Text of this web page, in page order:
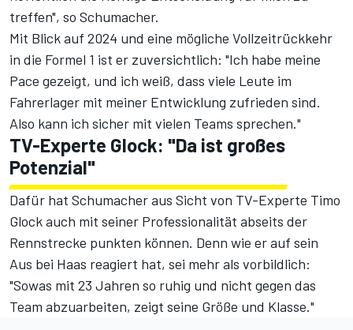
treffen", so Schumacher.
Mit Blick auf 2024 und eine mögliche Vollzeitrückkehr
in die Formel 1 ist er zuversichtlich: "Ich habe meine
Pace gezeigt, und ich weiß, dass viele Leute im
Fahrerlager mit meiner Entwicklung zufrieden sind.
Also kann ich sicher mit vielen Teams sprechen."
TV-Experte Glock: "Da ist großes
Potenzial"
Dafür hat Schumacher aus Sicht von TV-Experte Timo
Glock auch mit seiner Professionalität abseits der
Rennstrecke punkten können. Denn wie er auf sein
Aus bei Haas reagiert hat, sei mehr als vorbildlich:
"Sowas mit 23 Jahren so ruhig und nicht gegen das
Team abzuarbeiten, zeigt seine Größe und Klasse."